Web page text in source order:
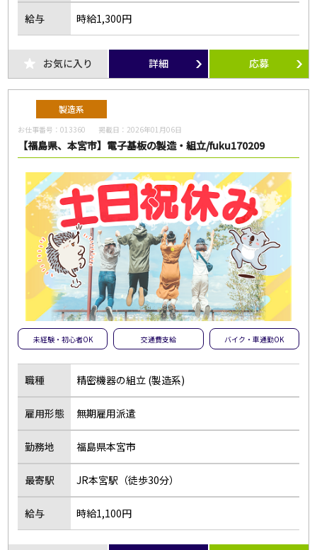
給与 時給1,300円
お気に入り 詳細 応募
製造系
お仕事番号：013360 掲載日： 2026年01月06日
【福島県、本宮市】電子基板の製造・組立/fuku170209
未経験・初心者OK 交通費支給 バイク・車通勤OK
職種 精密機器の組立 (製造系)
雇用形態 無期雇用派遣
勤務地 福島県本宮市
最寄駅 JR本宮駅（徒歩30分）
給与 時給1,100円